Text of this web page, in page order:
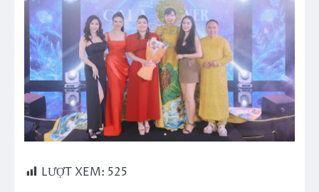
LƯỢT XEM: 525